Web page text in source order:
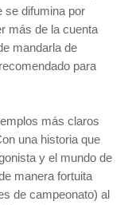
se difumina por
más de la cuenta
mandarla de
para
más claros
una historia que
y el mundo de
manera fortuita
de campeonato) al